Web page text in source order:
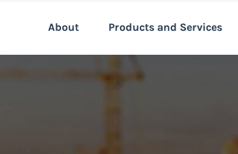
About Products and Services